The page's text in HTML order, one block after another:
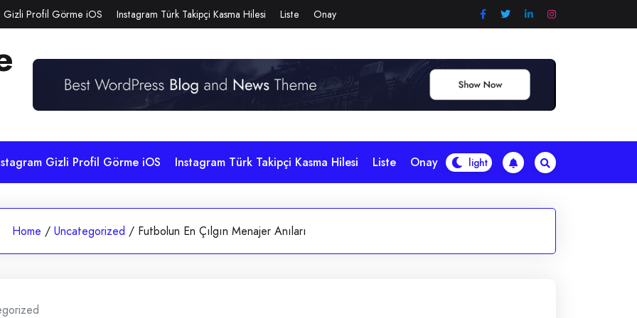
Gizli Profil Görme iOS Instagram Türk Takipçi Kasma Hilesi Liste Onay
Gizli Profil Görme iOS Instagram Türk Takipçi Kasma Hilesi Liste Onay
Home / Uncategorized / Futbolun En Çılgın Menajer Anıları